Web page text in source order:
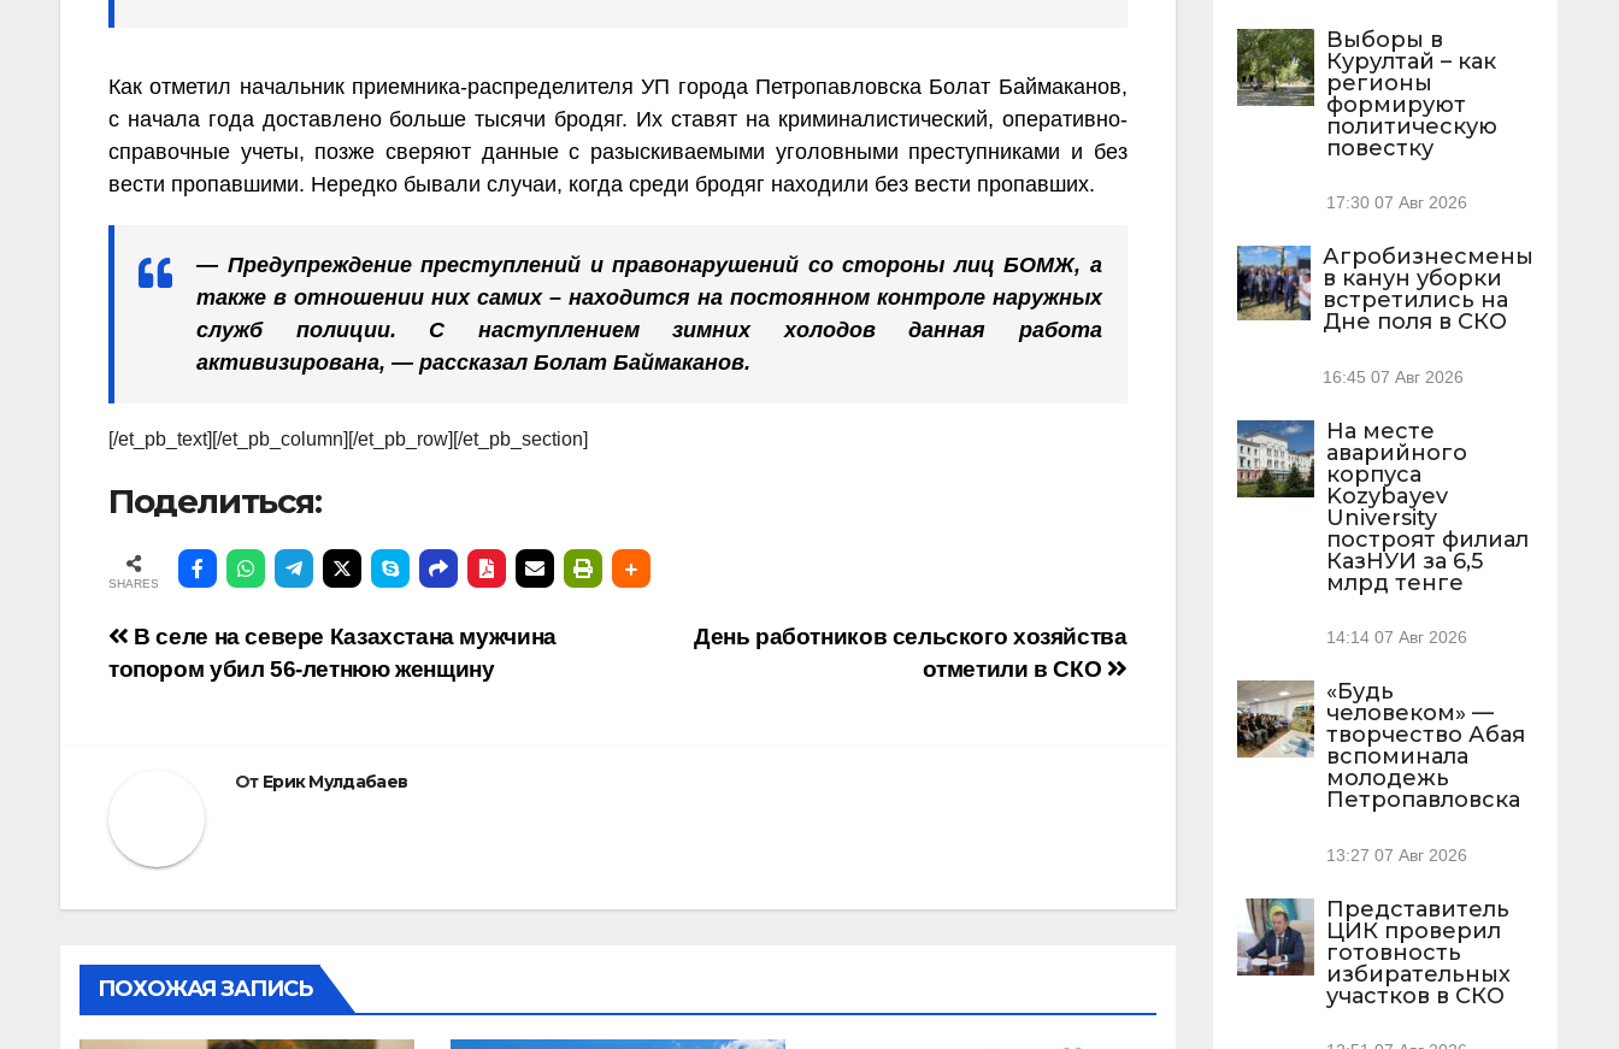
Как отметил начальник приемника-распределителя УП города Петропавловска Болат Баймаканов,
с начала года доставлено больше тысячи бродяг. Их ставят на криминалистический, оперативно-
справочные учеты, позже сверяют данные с разыскиваемыми уголовными преступниками и без
вести пропавшими. Нередко бывали случаи, когда среди бродяг находили без вести пропавших.
— Предупреждение преступлений и правонарушений со стороны лиц БОМЖ, а
также в отношении них самих – находится на постоянном контроле наружных
служб полиции. С наступлением зимних холодов данная работа
активизирована, — рассказал Болат Баймаканов.
[/et_pb_text][/et_pb_column][/et_pb_row][/et_pb_section]
Поделиться:
SHARES
Навигация
День работников сельского хозяйства
отметили в СКО
В селе на севере Казахстана мужчина
топором убил 56-летнюю женщину
От Ерик Мулдабаев
ПОХОЖАЯ ЗАПИСЬ
Выборы в
Курултай – как
регионы
формируют
политическую
повестку
17:30 07 Авг 2026
Агробизнесмены
в канун уборки
встретились на
Дне поля в СКО
16:45 07 Авг 2026
На месте
аварийного
корпуса
Kozybayev
University
построят филиал
КазНУИ за 6,5
млрд тенге
14:14 07 Авг 2026
«Будь
человеком» —
творчество Абая
вспоминала
молодежь
Петропавловска
13:27 07 Авг 2026
Представитель
ЦИК проверил
готовность
избирательных
участков в СКО